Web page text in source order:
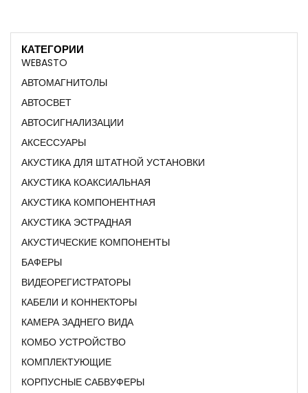
КАТЕГОРИИ
WEBASTO
АВТОМАГНИТОЛЫ
АВТОСВЕТ
АВТОСИГНАЛИЗАЦИИ
АКСЕССУАРЫ
АКУСТИКА ДЛЯ ШТАТНОЙ УСТАНОВКИ
АКУСТИКА КОАКСИАЛЬНАЯ
АКУСТИКА КОМПОНЕНТНАЯ
АКУСТИКА ЭСТРАДНАЯ
АКУСТИЧЕСКИЕ КОМПОНЕНТЫ
БАФЕРЫ
ВИДЕОРЕГИСТРАТОРЫ
КАБЕЛИ И КОННЕКТОРЫ
КАМЕРА ЗАДНЕГО ВИДА
КОМБО УСТРОЙСТВО
КОМПЛЕКТУЮЩИЕ
КОРПУСНЫЕ САБВУФЕРЫ